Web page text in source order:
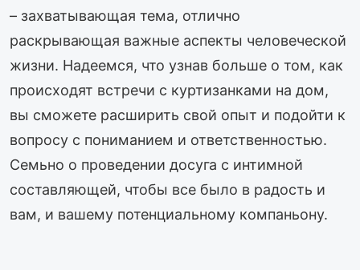
– захватывающая тема, отлично
раскрывающая важные аспекты человеческой
жизни. Надеемся, что узнав больше о том, как
происходят встречи с куртизанками на дом,
вы сможете расширить свой опыт и подойти к
вопросу с пониманием и ответственностью.
Семьно о проведении досуга с интимной
составляющей, чтобы все было в радость и
вам, и вашему потенциальному компаньону.